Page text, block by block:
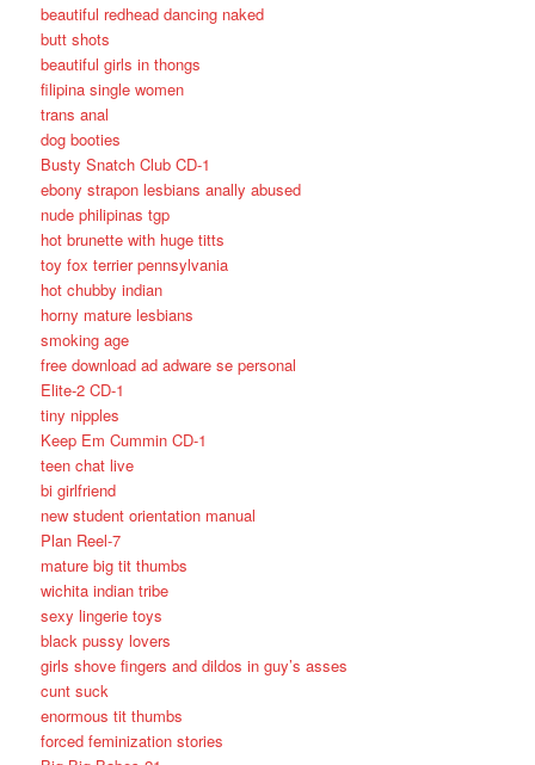
beautiful redhead dancing naked
butt shots
beautiful girls in thongs
filipina single women
trans anal
dog booties
Busty Snatch Club CD-1
ebony strapon lesbians anally abused
nude philipinas tgp
hot brunette with huge titts
toy fox terrier pennsylvania
hot chubby indian
horny mature lesbians
smoking age
free download ad adware se personal
Elite-2 CD-1
tiny nipples
Keep Em Cummin CD-1
teen chat live
bi girlfriend
new student orientation manual
Plan Reel-7
mature big tit thumbs
wichita indian tribe
sexy lingerie toys
black pussy lovers
girls shove fingers and dildos in guy’s asses
cunt suck
enormous tit thumbs
forced feminization stories